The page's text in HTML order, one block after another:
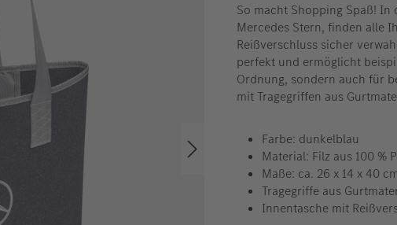
So macht Shopping Spaß!
Mercedes Stern, finden alle
Reißverschluss sicher
perfekt und ermöglicht
Ordnung, sondern auch für
mit Tragegriffen aus
Farbe: dunkelblau
Material: Filz aus 100 %
Maße: ca. 26 x 14 x 40
Tragegriffe aus
Innentasche mit